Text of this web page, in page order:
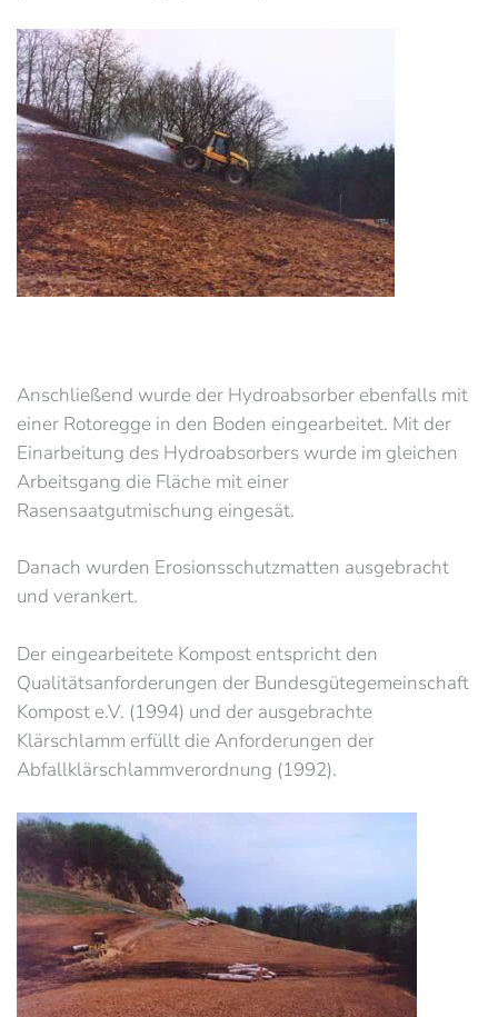
Anschließend wurde der Hydroabsorber ebenfalls mit
einer Rotoregge in den Boden eingearbeitet. Mit der
Einarbeitung des Hydroabsorbers wurde im gleichen
Arbeitsgang die Fläche mit einer
Rasensaatgutmischung eingesät.
Danach wurden Erosionsschutzmatten ausgebracht
und verankert.
Der eingearbeitete Kompost entspricht den
Qualitätsanforderungen der Bundesgütegemeinschaft
Kompost e.V. (1994) und der ausgebrachte
Klärschlamm erfüllt die Anforderungen der
Abfallklärschlammverordnung (1992).